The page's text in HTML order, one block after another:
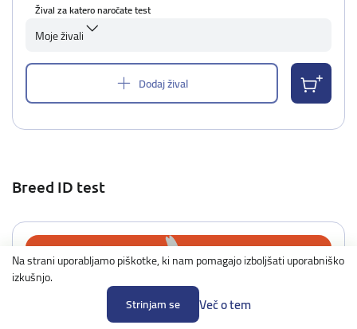
Na strani uporabljamo piškotke, ki nam pomagajo izboljšati uporabniško
izkušnjo.
Strinjam se
Več o tem
Žival za katero naročate test
Moje živali
Dodaj žival
Breed ID test